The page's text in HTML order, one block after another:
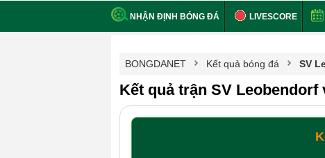
NHẬN ĐỊNH BÓNG ĐÁ LIVESCORE
BONGDANET Kết quả bóng đá SV
Kết quả trận SV Leobendorf